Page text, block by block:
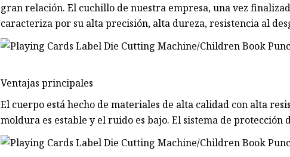
gran relación. El cuchillo de nuestra empresa, una vez
caracteriza por su alta precisión, alta dureza, resistencia al
Ventajas principales
El cuerpo está hecho de materiales de alta calidad con alta
moldura es estable y el ruido es bajo. El sistema de protección